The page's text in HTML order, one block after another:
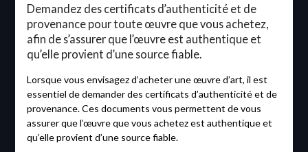
Demandez des certificats d’authenticité et de
provenance pour toute œuvre que vous achetez,
afin de s’assurer que l’œuvre est authentique et
qu’elle provient d’une source fiable.
Lorsque vous envisagez d’acheter une œuvre d’art, il est
essentiel de demander des certificats d’authenticité et de
provenance. Ces documents vous permettent de vous
assurer que l’œuvre que vous achetez est authentique et
qu’elle provient d’une source fiable.